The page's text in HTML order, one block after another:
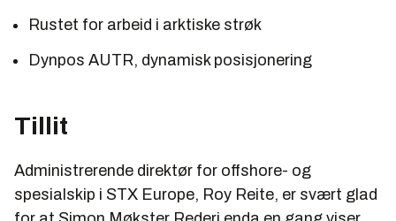
Rustet for arbeid i arktiske strøk
Dynpos AUTR, dynamisk posisjonering
Tillit
Administrerende direktør for offshore- og
spesialskip i STX Europe, Roy Reite, er svært glad